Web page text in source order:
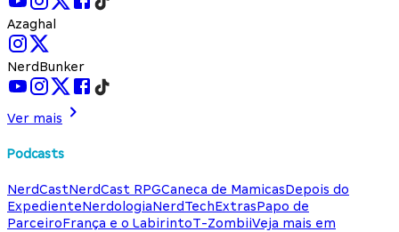
Azaghal
NerdBunker
Ver mais
Podcasts
NerdCastNerdCast RPGCaneca de MamicasDepois do
ExpedienteNerdologiaNerdTechExtrasPapo de
ParceiroFrança e o LabirintoT-ZombiiVeja mais em